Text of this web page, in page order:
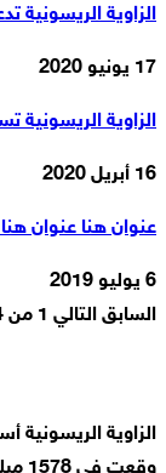
الزاوية الريسونية
17 يونيو 2020
الزاوية
16 أبريل 2020
عنوان هنا عنوان
6 يوليو 2019
السابق التالي 1 من 4
الزاوية الريسونية